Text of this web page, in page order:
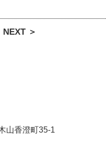
NEXT ＞
山香澄町35-1